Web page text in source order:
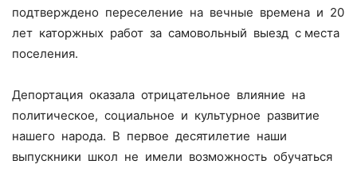
подтверждено переселение на вечные времена и 20
лет каторжных работ за самовольный выезд с места
поселения.
Депортация оказала отрицательное влияние на
политическое, социальное и культурное развитие
нашего народа. В первое десятилетие наши
выпускники школ не имели возможность обучаться